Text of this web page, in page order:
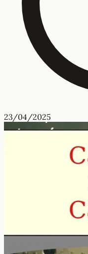
23/04/2025